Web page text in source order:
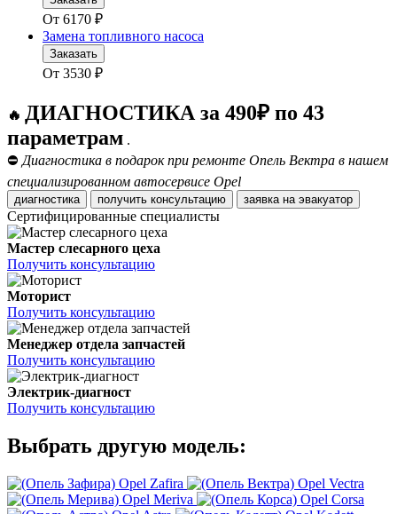
От 6170 ₽
Замена топливного насоса
Заказать
От 3530 ₽
🔥 ДИАГНОСТИКА за 490₽ по 43
параметрам .
⛔ Диагностика в подарок при ремонте Опель Вектра в нашем
специализированном автосервисе Opel
диагностика получить консультацию заявка на эвакуатор
Сертифицированные специалисты
Мастер слесарного цеха
Получить консультацию
Моторист
Получить консультацию
Менеджер отдела запчастей
Получить консультацию
Электрик-диагност
Получить консультацию
Выбрать другую модель:
Opel Zafira
Opel Vectra
Opel Meriva
Opel Corsa